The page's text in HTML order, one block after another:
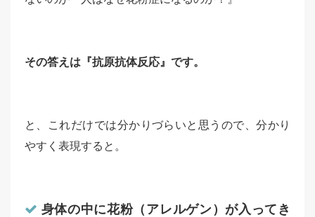
その答えは『抗原抗体反応』です。
と、これだけでは分かりづらいと思うので、分かり
やすく表現すると。
身体の中に花粉（アレルゲン）が入ってき